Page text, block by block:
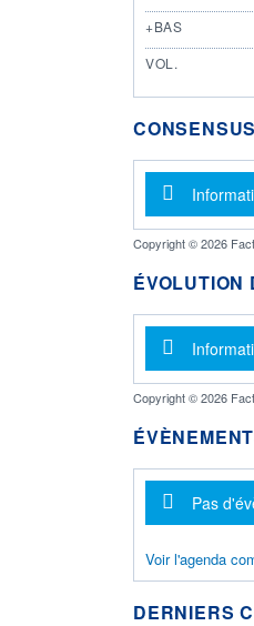
+BAS
VOL.
Copyright © 2026
ÉVOLUTION
Copyright © 2026
Pas
Voir l'agenda
DERNIERS